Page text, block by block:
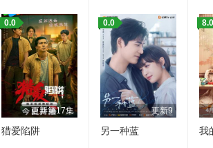
更新第17集
0.0
猎爱陷阱
更新9
0.0
另一种蓝
8.0
我